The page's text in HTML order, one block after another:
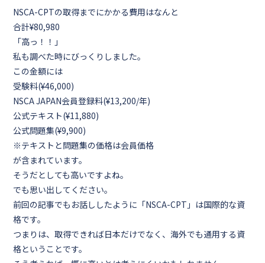
NSCA-CPTの取得までにかかる費用はなんと
合計¥80,980
「高っ！！」
私も調べた時にびっくりしました。
この金額には
受験料(¥46,000)
NSCA JAPAN会員登録料(¥13,200/年)
公式テキスト(¥11,880)
公式問題集(¥9,900)
※テキストと問題集の価格は会員価格
が含まれています。
そうだとしても高いですよね。
でも思い出してください。
前回の記事でもお話ししたように「NSCA-CPT」は国際的な資
格です。
つまりは、取得できれば日本だけでなく、海外でも通用する資
格ということです。